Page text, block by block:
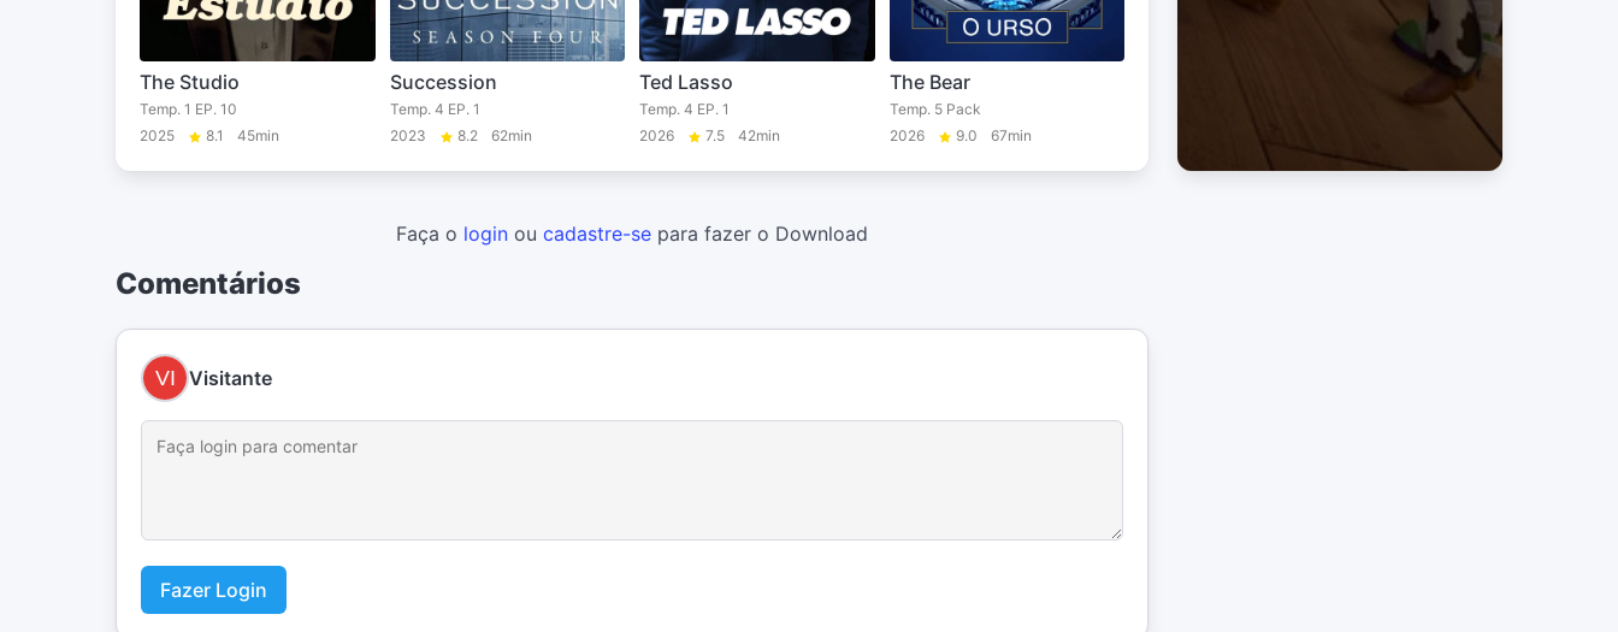
The Studio
Temp. 1 EP. 10
2025
8.1 45min
Succession
Temp. 4 EP. 1
2023
8.2 62min
Ted Lasso
Temp. 4 EP. 1
2026
7.5 42min
The Bear
Temp. 5 Pack
2026
9.0 67min
Faça o login ou cadastre-se para fazer o Download
Comentários
Visitante
Fazer Login